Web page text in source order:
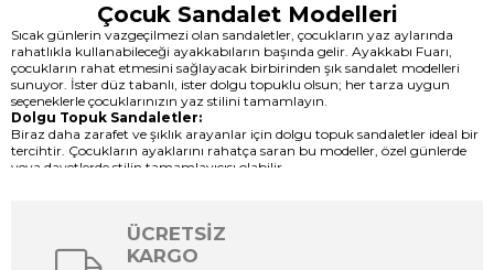
Çocuk Sandalet Modelleri
Sıcak günlerin vazgeçilmezi olan sandaletler, çocukların yaz aylarında
rahatlıkla kullanabileceği ayakkabıların başında gelir. Ayakkabı Fuarı,
çocukların rahat etmesini sağlayacak birbirinden şık sandalet modelleri
sunuyor. İster düz tabanlı, ister dolgu topuklu olsun; her tarza uygun
seçeneklerle çocuklarınızın yaz stilini tamamlayın.
Dolgu Topuk Sandaletler:
Biraz daha zarafet ve şıklık arayanlar için dolgu topuk sandaletler ideal bir
tercihtir. Çocukların ayaklarını rahatça saran bu modeller, özel günlerde
veya davetlerde stilin tamamlayıcısı olabilir.
Topuklu Sandaletler:
Küçük prensesler için topuklu sandaletler, hem zarif hem de sevimli bir
seçenektir. Ayakkabı Fuarı'nın farklı renklerde ve desenlerde sunulan
ÜCRETSİZ
KARGO